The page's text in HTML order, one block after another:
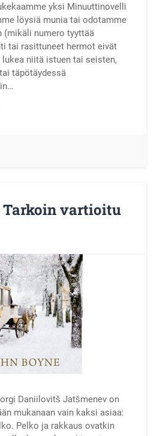
yksi Minuuttinovelli
löysiä munia tai odotamme
(mikäli numero tyyttää
tai rasittuneet hermot eivät
niitä istuen tai seisten,
täpötäydessä
Tarkoin vartioitu
Daniilovitš Jatšmenev on
mukanaan vain kaksi asiaa:
Pelko ja rakkaus ovatkin